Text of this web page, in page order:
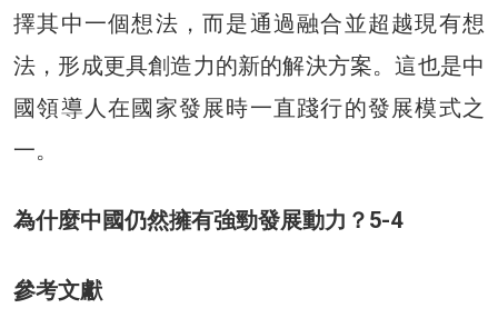
擇其中一個想法，而是通過融合並超越現有想
法，形成更具創造力的新的解決方案。這也是中
國領導人在國家發展時一直踐行的發展模式之
一。
為什麼中國仍然擁有強勁發展動力？5-4
參考文獻